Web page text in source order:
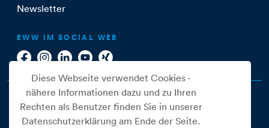
Newsletter
EWW IM SOCIAL WEB
Diese Webseite verwendet Cookies -
nähere Informationen dazu und zu Ihren
Rechten als Benutzer finden Sie in unserer
Datenschutzerklärung am Ende der Seite.